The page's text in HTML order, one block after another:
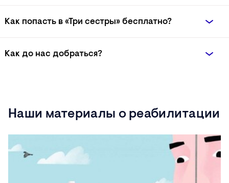
Как попасть в «Три сестры» бесплатно?
Как до нас добраться?
Наши материалы о реабилитации